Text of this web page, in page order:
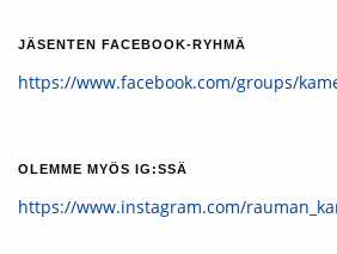
JÄSENTEN FACEBOOK-RYHMÄ
https://www.facebook.com/groups/
OLEMME MYÖS IG:SSÄ
https://www.instagram.com/